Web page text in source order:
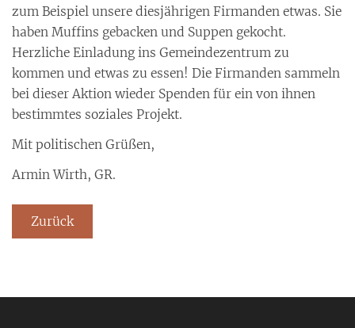
zum Beispiel unsere diesjährigen Firmanden etwas. Sie
haben Muffins gebacken und Suppen gekocht.
Herzliche Einladung ins Gemeindezentrum zu
kommen und etwas zu essen! Die Firmanden sammeln
bei dieser Aktion wieder Spenden für ein von ihnen
bestimmtes soziales Projekt.
Mit politischen Grüßen,
Armin Wirth, GR.
Zurück